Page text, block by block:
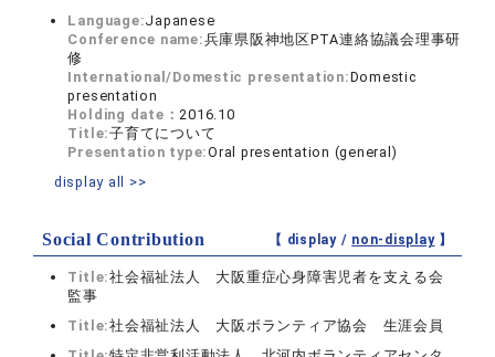
Language:Japanese
Conference name:兵庫県阪神地区PTA連絡協議会理事研
修
International/Domestic presentation:Domestic
presentation
Holding date： 2016.10
Title:子育てについて
Presentation type:Oral presentation (general)
display all >>
Social Contribution 【 display / non-display】
Title:社会福祉法人 大阪重症心身障害児者を支える会
監事
Title:社会福祉法人 大阪ボランティア協会 生涯会員